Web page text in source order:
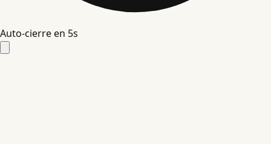
Auto-cierre en 4s